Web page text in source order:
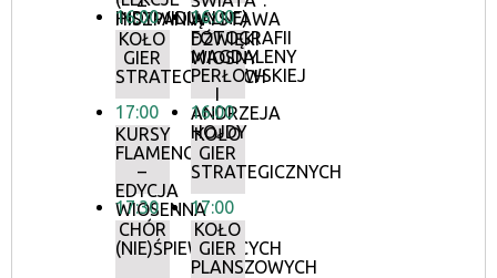
INDYWIDUALNE)
HISZPANIĄ
16:00
KOŁO
GIER
STRATEGICZNYCH
17:00
KURSY
FLAMENCO
–
EDYCJA
WIOSENNA
17:30
CHÓR
(NIE)ŚPIEWAJĄCYCH
WYSTAWA
FOTOGRAFII
MAGDALENY
PERŁOWSKIEJ
I
ANDRZEJA
HOJDY
16:00
DŹWIĘKI
WIOSNY
16:00
KOŁO
GIER
STRATEGICZNYCH
17:00
KOŁO
GIER
PLANSZOWYCH